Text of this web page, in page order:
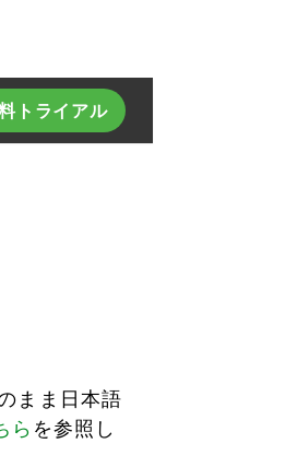
トライアル
まま日本語
ら を参照し